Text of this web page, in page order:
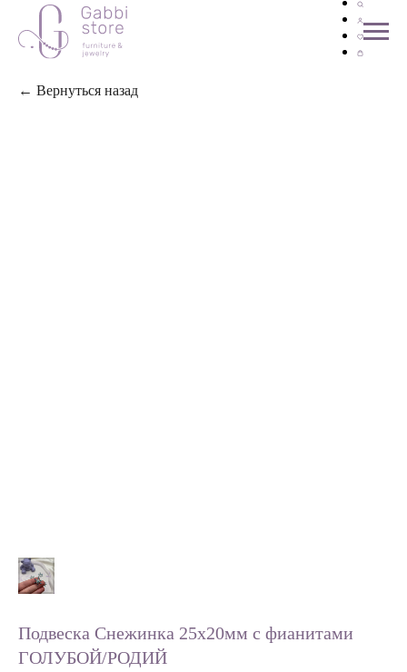
← Вернуться назад
Подвеска Снежинка 25х20мм с фианитами
ГОЛУБОЙ/РОДИЙ